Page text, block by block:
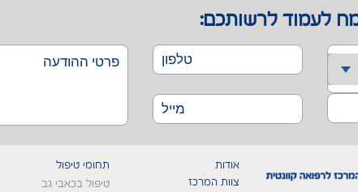
לעמוד לרשותכם:
אודות
צוות המרכז
תחומי טיפול
טיפול בכאבי גב